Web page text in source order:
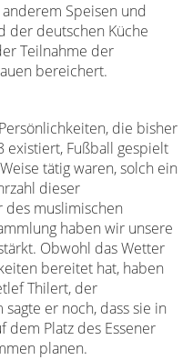
Speisen und
der deutschen Küche
Teilnahme der
bereichert.
die bisher
existiert, Fußball gespielt
tätig waren, solch ein
dieser
muslimischen
haben wir unsere
Obwohl das Wetter
bereitet hat, haben
Thilert, der
er noch, dass sie in
dem Platz des Essener
planen.